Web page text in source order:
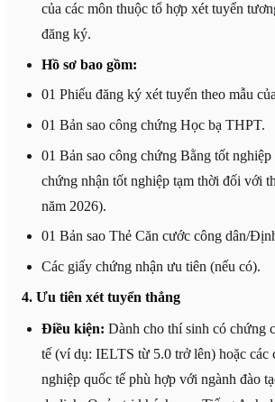
của các môn thuộc tổ hợp xét tuyển
đăng ký.
Hồ sơ bao gồm:
01 Phiếu đăng ký xét tuyển theo mẫu
01 Bản sao công chứng Học bạ THPT.
01 Bản sao công chứng Bằng tốt
chứng nhận tốt nghiệp tạm thời đối với
năm 2026).
01 Bản sao Thẻ Căn cước công dân/
Các giấy chứng nhận ưu tiên (nếu có).
4. Ưu tiên xét tuyển thẳng
Điều kiện: Dành cho thí sinh có chứng
tế (ví dụ: IELTS từ 5.0 trở lên) hoặc các
nghiệp quốc tế phù hợp với ngành đào